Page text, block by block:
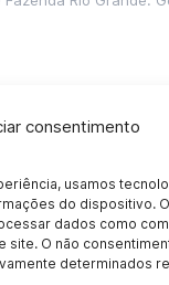
consentimento
usamos
do dispositivo.
dados como
site. O não
determinados
Benefício por Invalidez